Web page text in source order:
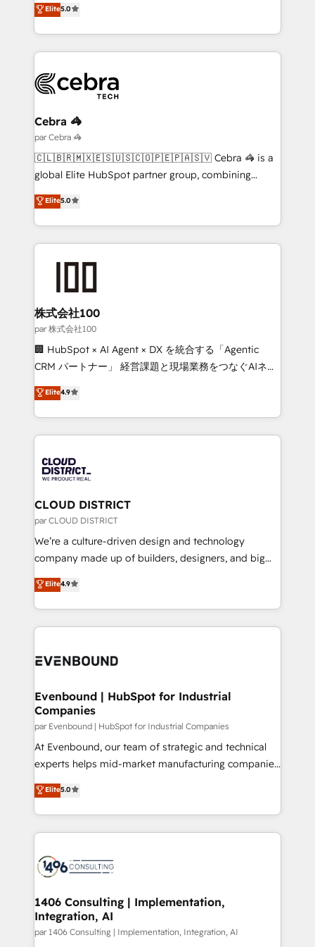
donde todos tendrán la misma IA, va a ganar quien
tenga el mejor contexto para alimentarla. Sin
Partner Elite con +700 implementaciones en LATAM.
engine. We combine RevOps strategy with deep
technical execution to help teams scale faster—with
cleaner data, smarter automation, and more
Implementation & Migration · Native & Custom
Reporting & Analytics · GTM Architecture · Sales &
Marketing Enablement If you’re ready to elevate
HubSpot from “just your CRM” to your growth
infrastructure—let’s talk.
Elite5.0
Cebra 🦓
par Cebra 🦓
🇨🇱🇧🇷🇲🇽🇪🇸🇺🇸🇨🇴🇵🇪🇵🇦🇸🇻 Cebra 🦓 is a
global Elite HubSpot partner group, combining
technology, marketing and media expertise across
Latin America and Southern Europe, with teams
across 9 countries. Born in Chile, we combine local
insight with international reach to help businesses
grow. For over 12 years, we’ve delivered 500+
solutions that integrate CRM, AI automation, inbound
and loop marketing, content, and digital creativity.
Our multicultural team works in Spanish, Portuguese,
and English to design scalable strategies that drive
measurable growth. 🌎 Highlights: • 10+ years as a
Migration Excellence. • Top 3 Partner of the Year
LATAM 2022, 2023, 2024, 2025. • Partner of the Year
with HubSpot? Let Cebra’s experts help you grow
faster, smarter, and with impact.
Elite5.0
株式会社100
par 株式会社100
🏢 HubSpot × AI Agent × DX を統合する「Agentic
CRM パートナー」 経営課題と現場業務をつなぐAIネイ
ティブ・エージェンシーとして、HubSpot Eliteの実装
力で顧客フロント業務を再設計します。 💡 100inc は何
をする会社か？ HubSpotを共通基盤に、AIエージェン
トを組み込んだ顧客フロント業務（マーケティング・営
ィブ・エージェンシーです。事業部・グループ会社・部
門が分立する組織で、データと業務プロセスのサイロ化
を、CRMを軸とした全社共通基盤に再構築します。意
思決定者・PMO・現場担当者に並走します。 1️⃣
HubSpot導入・活用支援 顧客データの一元化から、
GTMの見える化・自動化まで。全Hub統合運用、デー
2️⃣ AIエージェント組織構築 営業・マーケティング業務
の一部をAIが自律実行する組織への移行を設計・実装。
DX × AI推進のPMO伴走支援 複数部門をまたぐDX×AI変
の統合・浸透・変革管理を実行します。 ▸ CMS戦略設
計・構築：リード獲得・CVR・SEOを前提にした情報設
提供。 ▸ 既存CRM・MAからの移行支援：Salesforce・
Marketo・Pardot等からの移行、カスタム設計、履歴
データ移行と活用設計まで。 ▸ AEO対応：ChatGPT・
か？ ✓ HubSpot Eliteパートナー認定 ✓ HubSpotアワ
ード受賞・HUGリーダー ✓ ISO27001:2022 /
ISO9001:2015 取得 ✓ 400社以上の導入実績 ✓
状整理の壁打ちなど、構想段階からお気軽にお問い合わ
せください。
Elite4.9
CLOUD DISTRICT
par CLOUD DISTRICT
We’re a culture-driven design and technology
company made up of builders, designers, and big
thinkers. We blend strategy, design, and
development—always fueled by curiosity—to turn
ideas, opportunities, and challenges into meaningful
experiences. To us, technology is more than just
and—most importantly—simple. That’s why we lean
products and strategies that actually make a
difference.
Elite4.9
Evenbound | HubSpot for Industrial
Companies
par Evenbound | HubSpot for Industrial Companies
At Evenbound, our team of strategic and technical
experts helps mid-market manufacturing companies
achieve real growth. We specialize in delivering
tailored solutions that drive results by leveraging
HubSpot’s platform and data to fuel success.
Technical Solutions: - HubSpot Technical Consulting -
Onboarding - Data Migration & Integrations -
Technical Audit & Optimization Strategic Solutions: -
Revenue Operations - Inbound Marketing -
Outbound Marketing - HubSpot CMS Website
Design & Development We empower our clients to
Elite5.0
1406 Consulting | Implementation,
Integration, AI
par 1406 Consulting | Implementation, Integration, AI